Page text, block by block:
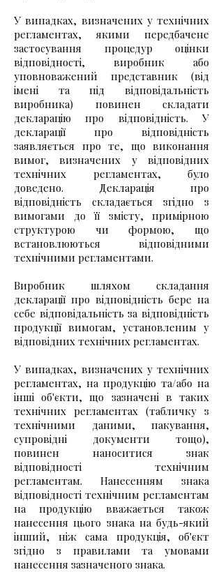
​У випадках, визначених у технічних
регламентах, якими передбачене
застосування процедур оцінки
відповідності, виробник або
уповноважений представник (від
імені та під відповідальність
виробника) повинен складати
декларацію про відповідність. У
декларації про відповідність
заявляється про те, що виконання
вимог, визначених у відповідних
технічних регламентах, було
доведено. Декларація про
відповідність складається згідно з
вимогами до її змісту, примірною
структурою чи формою, що
встановлюються відповідними
технічними регламентами.
​Виробник шляхом складання
декларації про відповідність бере на
себе відповідальність за відповідність
продукції вимогам, установленим у
відповідних технічних регламентах.
У випадках, визначених у технічних
регламентах, на продукцію та/або на
інші об'єкти, що зазначені в таких
технічних регламентах (табличку з
технічними даними, пакування,
супровідні документи тощо),
повинен наноситися знак
відповідності технічним
регламентам. Нанесенням знака
відповідності технічним регламентам
на продукцію вважається також
нанесення цього знака на будь-який
інший, ніж сама продукція, об'єкт
згідно з правилами та умовами
нанесення зазначеного знака.